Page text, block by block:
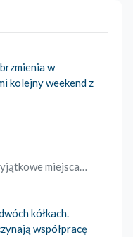
w
kolejny weekend z
miejsca…
kółkach.
współpracę